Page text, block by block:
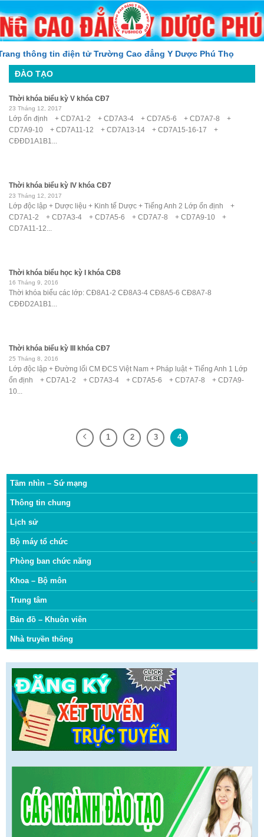
to
content
thông tin điện tử Trường Cao đẳng Y Dược Phú Thọ
Tầm nhìn – Sứ mạng
Thông tin chung
Lịch sử
Bộ máy tổ chức
Phòng ban chức năng
Khoa – Bộ môn
Trung tâm
Bản đồ – Khuôn viên
Nhà truyền thống
ĐÀO TẠO
Thời khóa biểu kỳ V khóa CĐ7
23 Tháng 12, 2017
Lớp ổn định + CD7A1-2 + CD7A3-4 + CD7A5-6 + CD7A7-8 +
CD7A9-10 + CD7A11-12 + CD7A13-14 + CD7A15-16-17 +
CĐĐD1A1B1...
Thời khóa biểu kỳ IV khóa CĐ7
23 Tháng 12, 2017
Lớp độc lập + Dược liệu + Kinh tế Dược + Tiếng Anh 2 Lớp ổn định +
CD7A1-2 + CD7A3-4 + CD7A5-6 + CD7A7-8 + CD7A9-10 +
CD7A11-12...
Thời khóa biểu học kỳ I khóa CĐ8
16 Tháng 9, 2016
Thời khóa biểu các lớp: CĐ8A1-2 CĐ8A3-4 CĐ8A5-6 CĐ8A7-8
CĐĐD2A1B1...
Thời khóa biểu kỳ III khóa CĐ7
25 Tháng 8, 2016
Lớp độc lập + Đường lối CM ĐCS Việt Nam + Pháp luật + Tiếng Anh 1 Lớp
ổn định + CD7A1-2 + CD7A3-4 + CD7A5-6 + CD7A7-8 + CD7A9-
10...
1 2 3 4